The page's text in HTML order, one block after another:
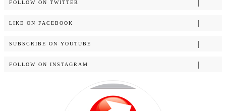
FOLLOW ON TWITTER
LIKE ON FACEBOOK
SUBSCRIBE ON YOUTUBE
FOLLOW ON INSTAGRAM